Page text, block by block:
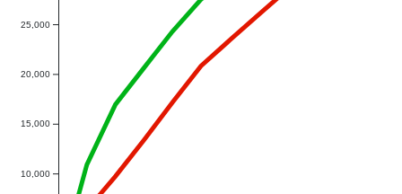
10,000
15,000
20,000
25,000